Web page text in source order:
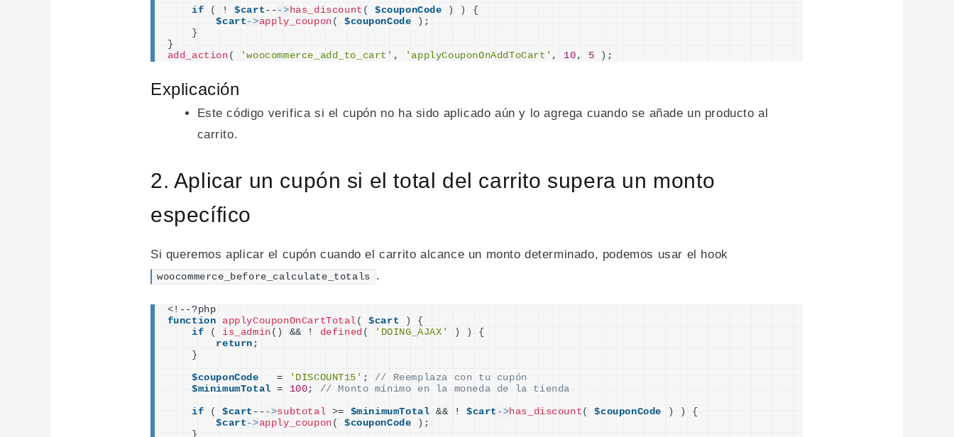
if ( ! $cart -- ->has_discount ( $couponCode ) )
{
$cart->apply_coupon ( $couponCode ) ;
}
}
add_action ( 'woocommerce_add_to_cart' , 'applyCouponOnAddToCart' , 10 , 5 ) ;
Explicación
Este código verifica si el cupón no ha sido aplicado aún y lo agrega cuando se añade un producto al
carrito.
2. Aplicar un cupón si el total del carrito supera un monto
específico
Si queremos aplicar el cupón cuando el carrito alcance un monto determinado, podemos usar el hook
woocommerce_before_calculate_totals .
< !--?php
function
applyCouponOnCartTotal ( $cart )
{
if
( is_admin () && ! defined ( 'DOING_AJAX' ) )
{
return ;
}
$couponCode
   =
'DISCOUNT15' ; // Reemplaza con tu cupón
$minimumTotal = 100; // Monto mínimo en la moneda de la tienda
if ( $cart -- ->subtotal >= $minimumTotal && ! $cart ->has_discount ( $couponCode ) )
{
$cart ->apply_coupon ( $couponCode ) ;
}